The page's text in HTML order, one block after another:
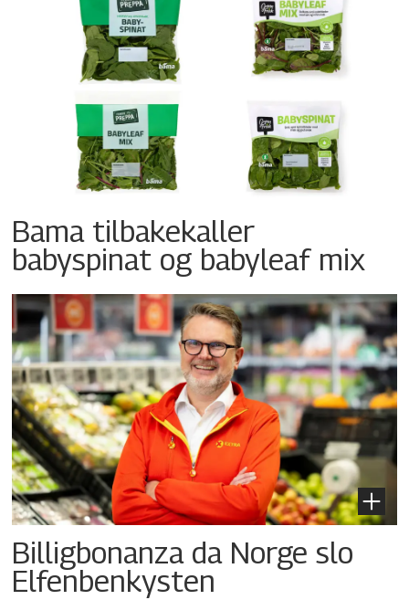
Bama tilbakekaller
babyspinat og babyleaf mix
Billigbonanza da Norge slo
Elfenbenkysten